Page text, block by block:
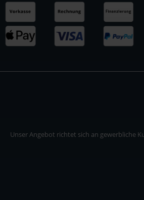
Unser Angebot richtet sich an gewerbliche